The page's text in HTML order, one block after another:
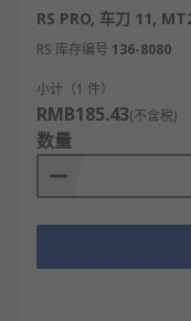
RS PRO, 车刀 11,
RS 库存编号 136-8080
小计（1 件）
RMB185.43(不含税)
数量